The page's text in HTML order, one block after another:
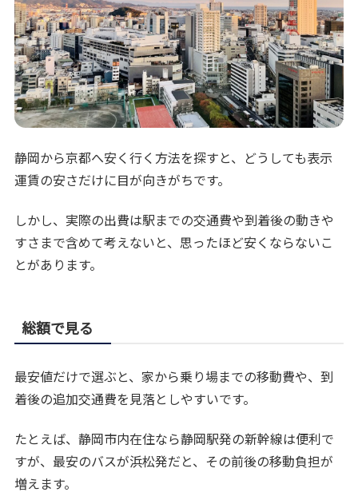
静岡から京都へ安く行く方法を探すと、どうしても表示
運賃の安さだけに目が向きがちです。
しかし、実際の出費は駅までの交通費や到着後の動きや
すさまで含めて考えないと、思ったほど安くならないこ
とがあります。
総額で見る
最安値だけで選ぶと、家から乗り場までの移動費や、到
着後の追加交通費を見落としやすいです。
たとえば、静岡市内在住なら静岡駅発の新幹線は便利で
すが、最安のバスが浜松発だと、その前後の移動負担が
増えます。